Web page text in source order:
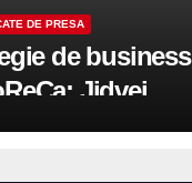
DE PRESA
de business
Jidvei
terasele în